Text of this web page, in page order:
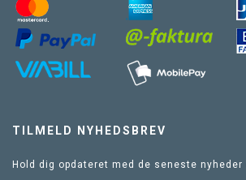
TILMELD NYHEDSBREV
Hold dig opdateret med de seneste nyheder